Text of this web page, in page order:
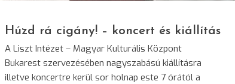
Húzd rá cigány! – koncert és kiállítás
A Liszt Intézet – Magyar Kulturális Központ
Bukarest szervezésében nagyszabású kiállításra
illetve koncertre kerül sor holnap este 7 órától a